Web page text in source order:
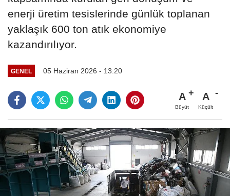
enerji üretim tesislerinde günlük toplanan
yaklaşık 600 ton atık ekonomiye
kazandırılıyor.
GENEL 05 Haziran 2026 - 13:20
A
Büyüt
A
Küçült